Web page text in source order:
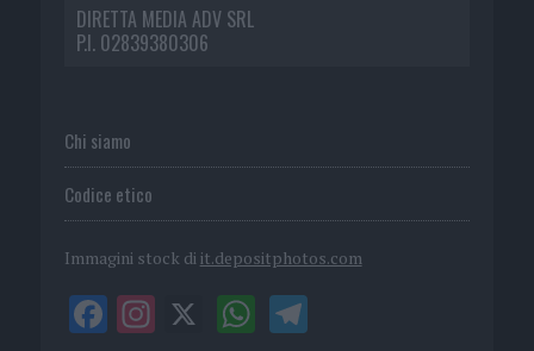
DIRETTA MEDIA ADV SRL
P.I. 02839380306
Chi siamo
Codice etico
Immagini stock di it.depositphotos.com